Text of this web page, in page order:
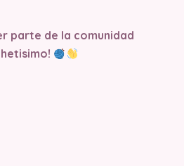
parte de la comunidad